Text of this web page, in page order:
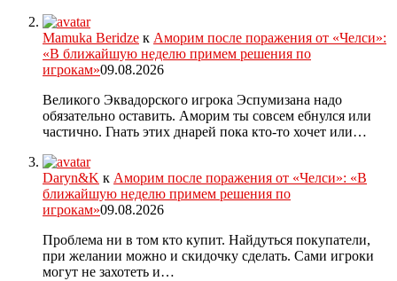
Mamuka Beridze к Аморим после поражения от «Челси»:
«В ближайшую неделю примем решения по
игрокам»09.08.2026
Великого Эквадорского игрока Эспумизана надо
обязательно оставить. Аморим ты совсем ебнулся или
частично. Гнать этих днарей пока кто-то хочет или…
Daryn&K к Аморим после поражения от «Челси»: «В
ближайшую неделю примем решения по
игрокам»09.08.2026
Проблема ни в том кто купит. Найдуться покупатели,
при желании можно и скидочку сделать. Сами игроки
могут не захотеть и…